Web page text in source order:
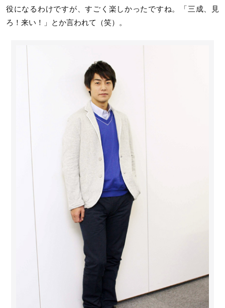
役になるわけですが、すごく楽しかったですね。「三成、見
ろ！来い！」とか言われて（笑）。